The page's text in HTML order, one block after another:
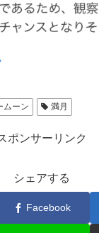
ムーン 満月
ポンサーリンク
シェアする
Facebook